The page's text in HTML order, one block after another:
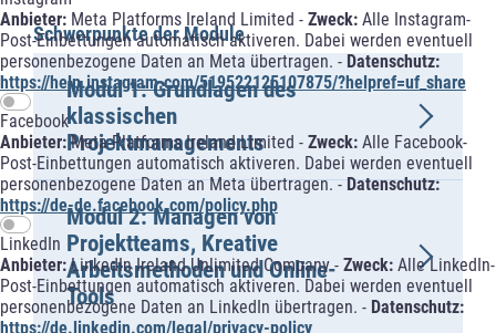
Anbieter: Meta Platforms Ireland Limited - Zweck: Alle Instagram-
Post-Einbettungen automatisch aktiveren. Dabei werden eventuell
personenbezogene Daten an Meta übertragen. - Datenschutz:
https://help.instagram.com/519522125107875/?helpref=uf_share
Facebook
Anbieter: Meta Platforms Ireland Limited - Zweck: Alle Facebook-
Post-Einbettungen automatisch aktiveren. Dabei werden eventuell
personenbezogene Daten an Meta übertragen. -Datenschutz:
https://de-de.facebook.com/policy.php
LinkedIn
Anbieter:LinkedIn Ireland Unlimited Company - Zweck: Alle LinkedIn-
Post-Einbettungen automatisch aktiveren. Dabei werden eventuell
personenbezogene Daten an LinkedIn übertragen. - Datenschutz:
https://de.linkedin.com/legal/privacy-policy
Schwerpunkte der Module
Modul 1: Grundlagen des
klassischen
Projektmanagements
Modul 2: Managen von
Projektteams, Kreative
Arbeitsmethoden und Online-
Tools